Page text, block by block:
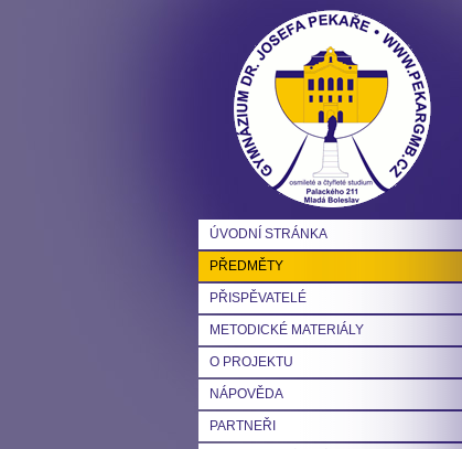
ÚVODNÍ STRÁNKA
PŘEDMĚTY
PŘISPĚVATELÉ
METODICKÉ MATERIÁLY
O PROJEKTU
NÁPOVĚDA
PARTNEŘI